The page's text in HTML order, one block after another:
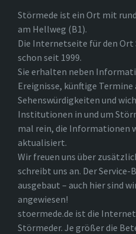
Störmede ist ein Ort mit
am Hellweg (B1).
Die Internetseite für den
schon seit 1999.
Sie erhalten neben
Ereignisse, künftige Termine
Sehenswürdigkeiten und
Institutionen in und um
mal rein, die Informationen
aktualisiert.
Wir freuen uns über
schreibt uns an. Der
ausgebaut – auch hier sind
angewiesen!
stoermede.de ist die
Störmeder. Je größer die